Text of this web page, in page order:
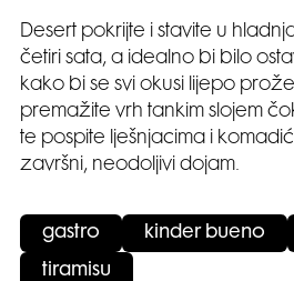
Desert pokrijte i stavite u
četiri sata, a idealno bi bilo
kako bi se svi okusi lijepo
premažite vrh tankim slojem
te pospite lješnjacima i
završni, neodoljivi dojam.
gastro kinder bueno
tiramisu